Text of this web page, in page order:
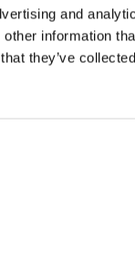
and
information
they’ve